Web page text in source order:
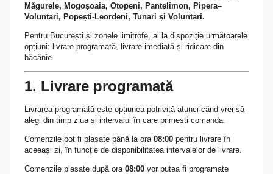
Măgurele, Mogoșoaia, Otopeni, Pantelimon, Pipera–
Voluntari, Popești-Leordeni, Tunari și Voluntari.
Pentru București și zonele limitrofe, ai la dispoziție următoarele
opțiuni: livrare programată, livrare imediată și ridicare din
băcănie.
1. Livrare programată
Livrarea programată este opțiunea potrivită atunci când vrei să
alegi din timp ziua și intervalul în care primești comanda.
Comenzile pot fi plasate până la ora 08:00 pentru livrare în
aceeași zi, în funcție de disponibilitatea intervalelor de livrare.
Comenzile plasate după ora 08:00 vor putea fi programate